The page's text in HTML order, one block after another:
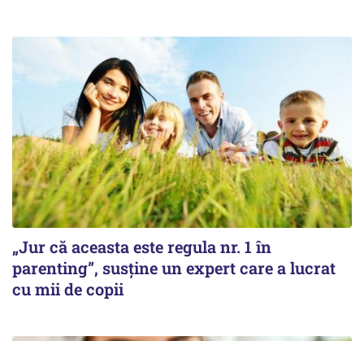
„Jur că aceasta este regula nr. 1 în
parenting”, susține un expert care a lucrat
cu mii de copii